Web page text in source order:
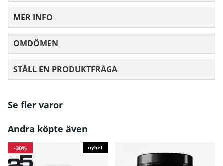
MER INFO
OMDÖMEN
STÄLL EN PRODUKTFRÅGA
Se fler varor
Andra köpte även
-30%